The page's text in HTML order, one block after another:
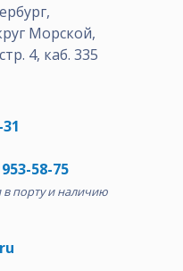
Морской,
4, каб. 335
58-75
в порту и наличию